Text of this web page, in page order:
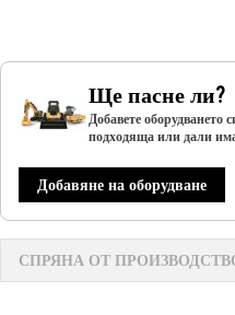
Ще пасне ли?
Добавете оборудването
подходяща или дали
Добавяне на оборудване
СПРЯНА ОТ